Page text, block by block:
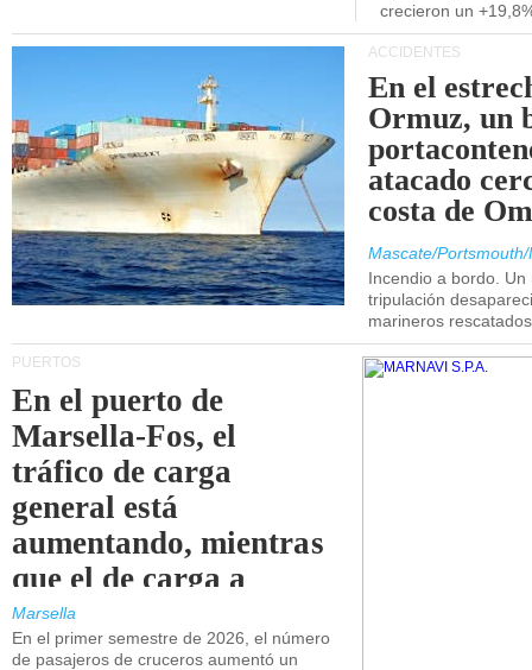
crecieron un
ACCIDENTES
En el
Ormuz, un
atacado
costa de
Mascate/
Incendio a bordo.
tripulación
marineros
PUERTOS
En el puerto de
Marsella-Fos, el
tráfico de carga
general está
aumentando, mientras
que el de carga a
granel está
disminuyendo.
Marsella
En el primer semestre de 2026, el número
de pasajeros de cruceros aumentó un